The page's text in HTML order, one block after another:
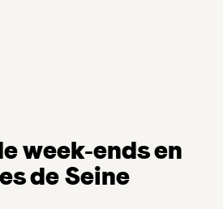
week-ends en
de Seine